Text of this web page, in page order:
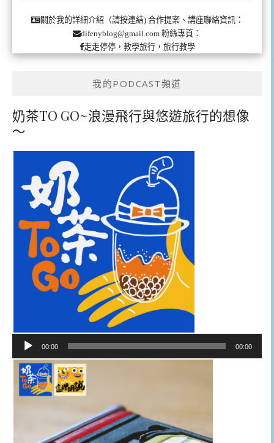
關於我的詳細介紹（請按連結)合作提案、講座聯絡資訊：
difenyblog@gmail.com 粉絲專頁：
走走停停，教學旅行，旅行教學
我的PODCAST頻道
奶茶TO GO~浪漫飛行與悠遊旅行的想像
～
播
器
00:00 00:00